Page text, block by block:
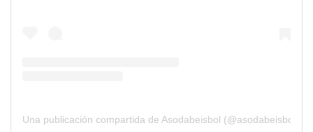
Una publicación compartida de Asodabeisbol (@asodabeisbol)